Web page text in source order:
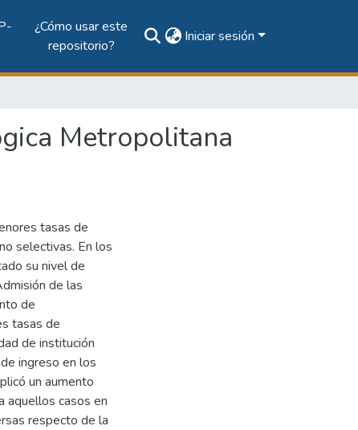
¿Cómo usar este
repositorio?
Iniciar sesión
Metropolitana
tasas de
selectivas. En los
su nivel de
de las
de
tasas de
de institución
ingreso en los
un aumento
aquellos casos en
respecto de la